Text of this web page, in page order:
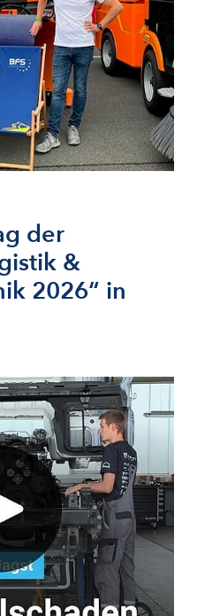
der
&
2026“ in